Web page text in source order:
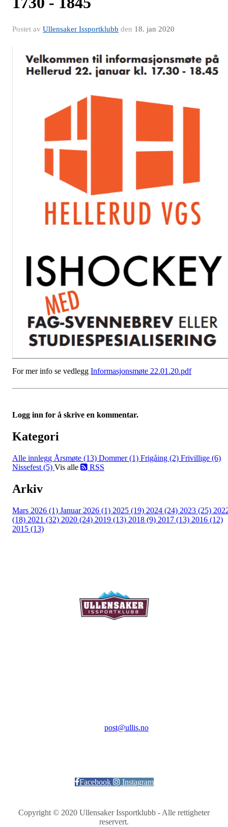
Postet av Ullensaker Issportklubb den 18. jan 2020
For mer info se vedlegg Informasjonsmøte 22.01.20.pdf
Logg inn for å skrive en kommentar.
Kategori
Alle innlegg Årsmøte (13) Dommer (1) Frigåing (2) Frivillige (6)
Nissefest (5) Vis alle RSS
Arkiv
Mars 2026 (1) Januar 2026 (1) 2025 (19) 2024 (24) 2023 (25)
(18) 2021 (32) 2020 (24) 2019 (13) 2018 (9) 2017 (13) 2016 (12)
2015 (13)
post@ullis.no
Facebook Instagram
Copyright © 2020 Ullensaker Issportklubb - Alle rettigheter
reservert.